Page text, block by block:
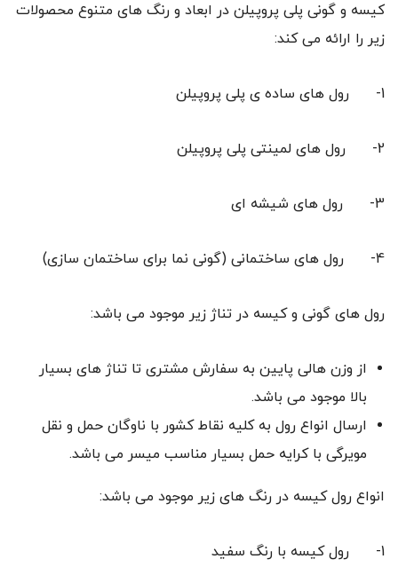
کیسه و گونی پلی پروپیلن در ابعاد و رنگ های متنوع محصولات
زیر را ارائه می کند:
1- رول های ساده ی پلی پروپیلن
2- رول های لمینتی پلی پروپیلن
3- رول های شیشه ای
4- رول های ساختمانی (گونی نما برای ساختمان سازی)
رول های گونی و کیسه در تناژ زیر موجود می باشد:
از وزن هالی پایین به سفارش مشتری تا تناژ های بسیار
بالا موجود می باشد.
ارسال انواع رول به کلیه نقاط کشور با ناوگان حمل و نقل
مویرگی با کرایه حمل بسیار مناسب میسر می باشد.
انواع رول کیسه در رنگ های زیر موجود می باشد:
1- رول کیسه با رنگ سفید